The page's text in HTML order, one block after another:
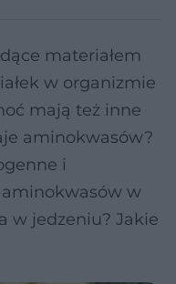
materiałem
w organizmie
mają też inne
aminokwasów?
i
w
w jedzeniu? Jakie